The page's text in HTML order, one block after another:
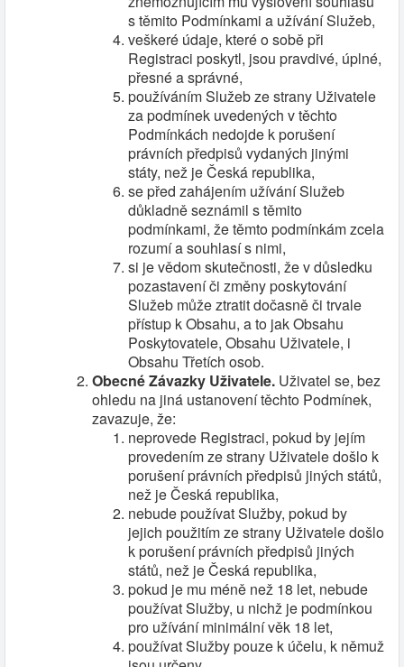
s těmito Podmínkami a užívání Služeb,
veškeré údaje, které o sobě při
Registraci poskytl, jsou pravdivé, úplné,
přesné a správné,
používáním Služeb ze strany Uživatele
za podmínek uvedených v těchto
Podmínkách nedojde k porušení
právních předpisů vydaných jinými
státy, než je Česká republika,
se před zahájením užívání Služeb
důkladně seznámil s těmito
podmínkami, že těmto podmínkám zcela
rozumí a souhlasí s nimi,
si je vědom skutečnosti, že v důsledku
pozastavení či změny poskytování
Služeb může ztratit dočasně či trvale
přístup k Obsahu, a to jak Obsahu
Poskytovatele, Obsahu Uživatele, i
Obsahu Třetích osob.
Obecné Závazky Uživatele. Uživatel se, bez
ohledu na jiná ustanovení těchto Podmínek,
zavazuje, že:
neprovede Registraci, pokud by jejím
provedením ze strany Uživatele došlo k
porušení právních předpisů jiných států,
než je Česká republika,
nebude používat Služby, pokud by
jejich použitím ze strany Uživatele došlo
k porušení právních předpisů jiných
států, než je Česká republika,
pokud je mu méně než 18 let, nebude
používat Služby, u nichž je podmínkou
pro užívání minimální věk 18 let,
používat Služby pouze k účelu, k němuž